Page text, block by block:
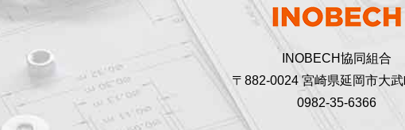
INOBECH協同組合
〒882-0024 宮崎県延岡市大
0982-35-6366